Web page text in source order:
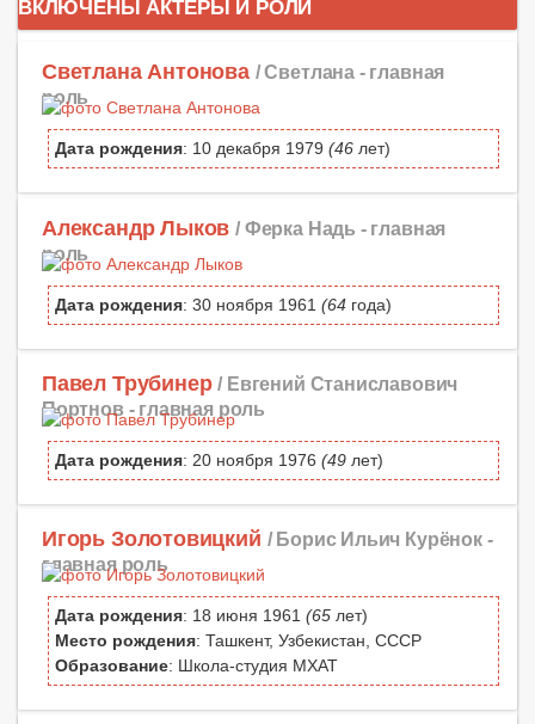
ВКЛЮЧЕНЫ АКТЕРЫ И РОЛИ
Светлана Антонова / Светлана - главная
роль
Дата рождения: 10 декабря 1979 (46 лет)
Александр Лыков / Ферка Надь - главная
роль
Дата рождения: 30 ноября 1961 (64 года)
Павел Трубинер / Евгений Станиславович
Портнов - главная роль
Дата рождения: 20 ноября 1976 (49 лет)
Игорь Золотовицкий / Борис Ильич Курёнок -
главная роль
Дата рождения: 18 июня 1961 (65 лет)
Место рождения: Ташкент, Узбекистан, СССР
Образование: Школа-студия МХАТ